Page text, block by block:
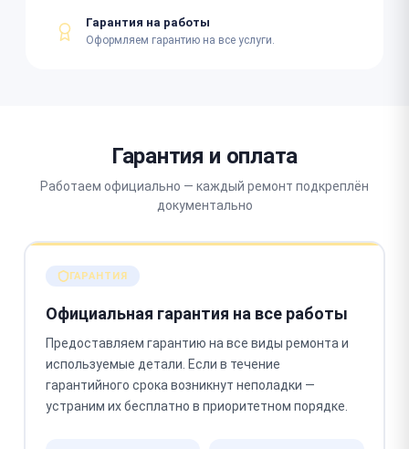
Гарантия на работы
Оформляем гарантию на все услуги.
Гарантия и оплата
Работаем официально — каждый ремонт подкреплён
документально
ГАРАНТИЯ
Официальная гарантия на все работы
Предоставляем гарантию на все виды ремонта и
используемые детали. Если в течение
гарантийного срока возникнут неполадки —
устраним их бесплатно в приоритетном порядке.